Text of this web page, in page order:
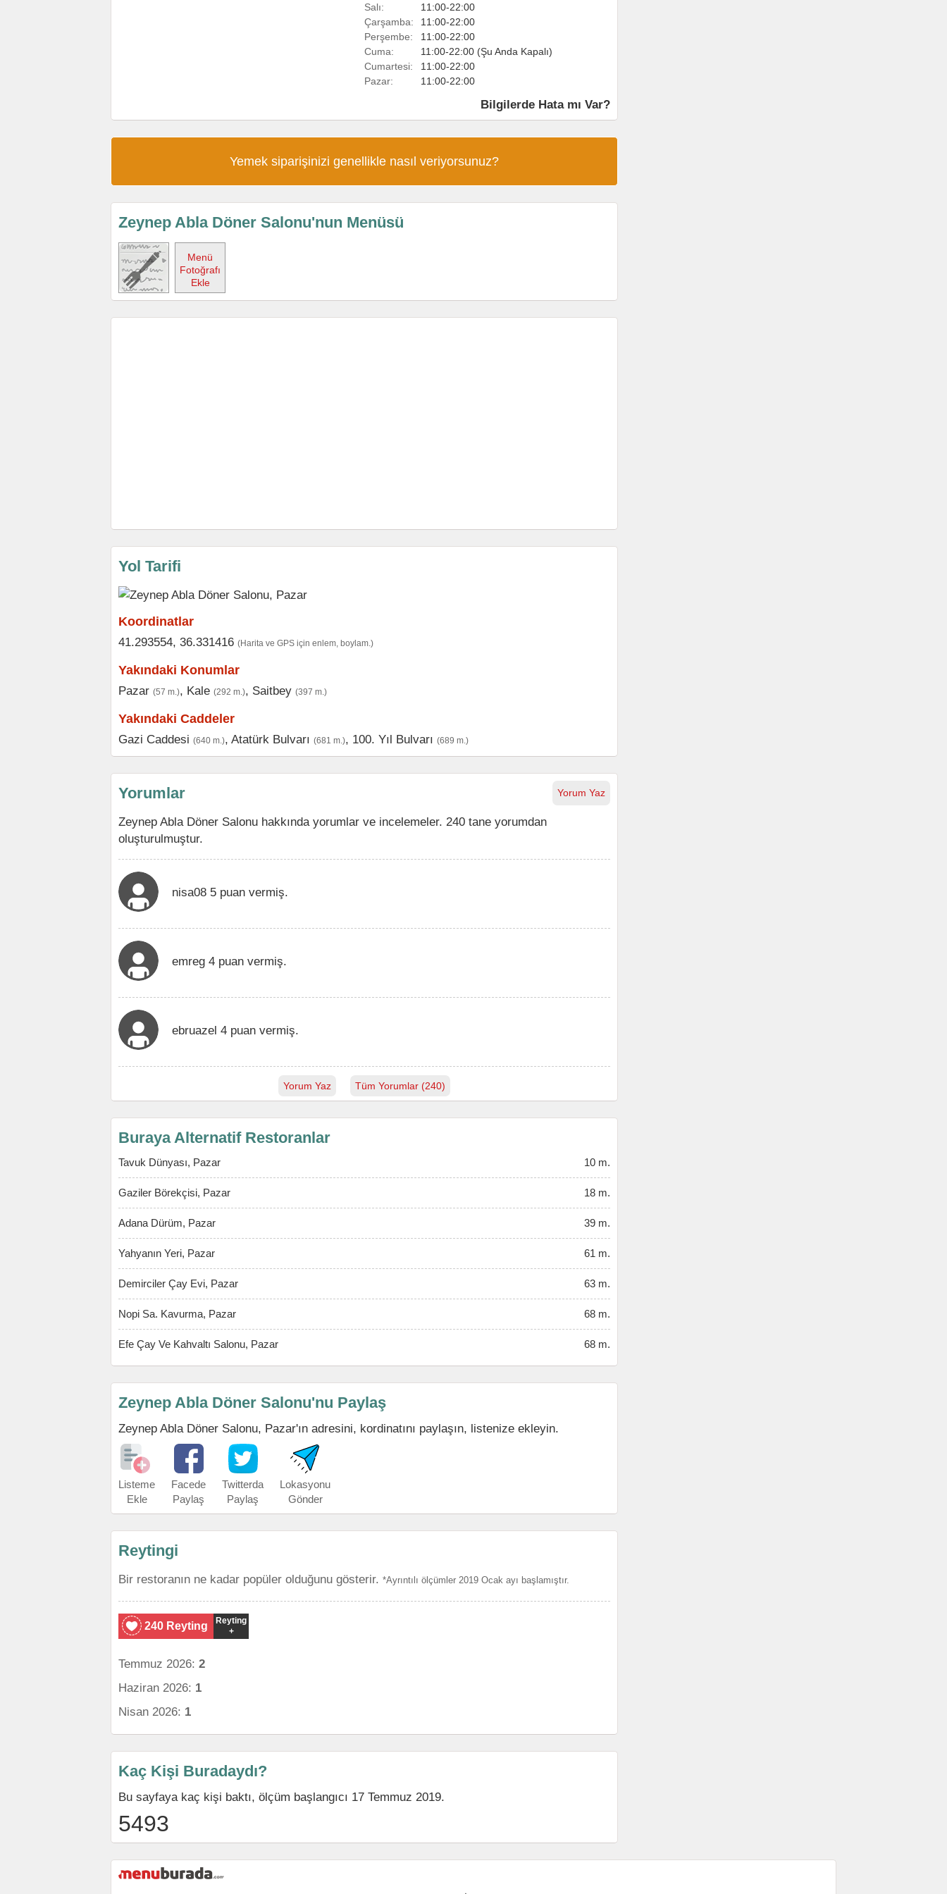
Salı:
11:00-22:00
Çarşamba:
11:00-22:00
Perşembe:
11:00-22:00
Cuma:
11:00-22:00 (Şu Anda Kapalı)
Cumartesi:
11:00-22:00
Pazar:
11:00-22:00
Bilgilerde Hata mı Var?
Yemek siparişinizi genellikle nasıl veriyorsunuz?
Zeynep Abla Döner Salonu'nun Menüsü
Menü
Fotoğrafı
Ekle
Yol Tarifi
Koordinatlar
41.293554, 36.331416 (Harita ve GPS için enlem, boylam.)
Yakındaki Konumlar
Pazar (57 m.), Kale (292 m.), Saitbey (397 m.)
Yakındaki Caddeler
Gazi Caddesi (640 m.), Atatürk Bulvarı (681 m.), 100. Yıl Bulvarı (689 m.)
Yorum Yaz
Yorumlar
Zeynep Abla Döner Salonu hakkında yorumlar ve incelemeler. 240 tane yorumdan
oluşturulmuştur.
nisa08 5 puan vermiş.
emreg 4 puan vermiş.
ebruazel 4 puan vermiş.
Yorum Yaz Tüm Yorumlar (240)
Buraya Alternatif Restoranlar
Tavuk Dünyası, Pazar 10 m.
Gaziler Börekçisi, Pazar 18 m.
Adana Dürüm, Pazar 39 m.
Yahyanın Yeri, Pazar 61 m.
Demirciler Çay Evi, Pazar 63 m.
Nopi Sa. Kavurma, Pazar 68 m.
Efe Çay Ve Kahvaltı Salonu, Pazar 68 m.
Zeynep Abla Döner Salonu'nu Paylaş
Zeynep Abla Döner Salonu, Pazar'ın adresini, kordinatını paylaşın, listenize ekleyin.
Listeme
Ekle
Facede
Paylaş
Twitterda
Paylaş
Lokasyonu
Gönder
Reytingi
Bir restoranın ne kadar popüler olduğunu gösterir. *Ayrıntılı ölçümler 2019 Ocak ayı başlamıştır.
240 Reyting
Reyting
+
Temmuz 2026: 2
Haziran 2026: 1
Nisan 2026: 1
Kaç Kişi Buradaydı?
Bu sayfaya kaç kişi baktı, ölçüm başlangıcı 17 Temmuz 2019.
5493